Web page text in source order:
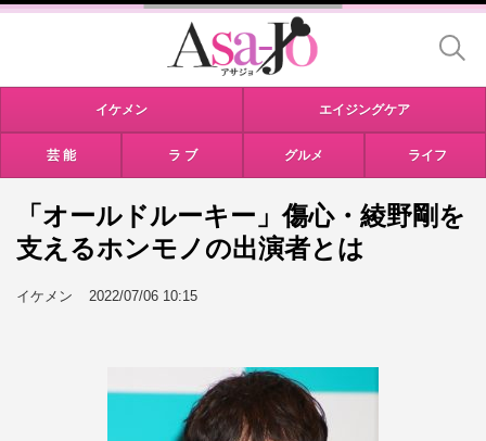
イケメン エイジングケア
芸 能 ラ ブ グルメ ライフ
「オールドルーキー」傷心・綾野剛を
支えるホンモノの出演者とは
イケメン 2022/07/06 10:15